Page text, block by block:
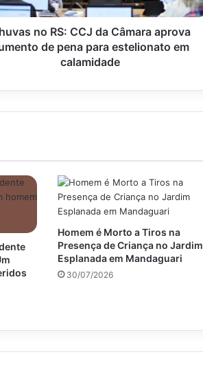
no RS: CCJ da Câmara aprova
de pena para estelionato em
calamidade
Homem é Morto a Tiros na
Presença de Criança no Jardim
Esplanada em Mandaguari
30/07/2026